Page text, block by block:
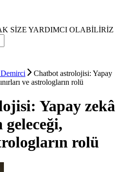
SİZE YARDIMCI OLABİLİRİZ
Chatbot astrolojisi: Yapay
ve astrologların rolü
Yapay zekâ
rolü